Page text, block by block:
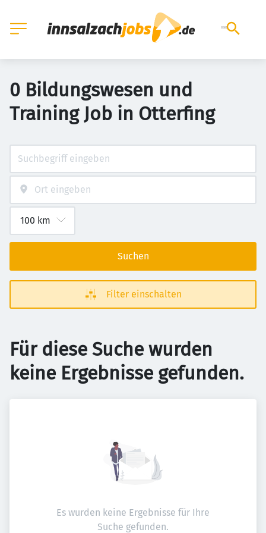
0 Bildungswesen und
Training Job in Otterfing
Suchen
Filter einschalten
Für diese Suche wurden
keine Ergebnisse gefunden.
Es wurden keine Ergebnisse für Ihre
Suche gefunden.